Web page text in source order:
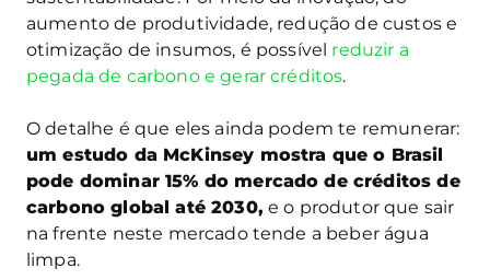
aumento de produtividade, redução de custos e
otimização de insumos, é possível reduzir a
pegada de carbono e gerar créditos.
O detalhe é que eles ainda podem te remunerar:
um estudo da McKinsey mostra que o Brasil
pode dominar 15% do mercado de créditos de
carbono global até 2030, e o produtor que sair
na frente neste mercado tende a beber água
limpa.